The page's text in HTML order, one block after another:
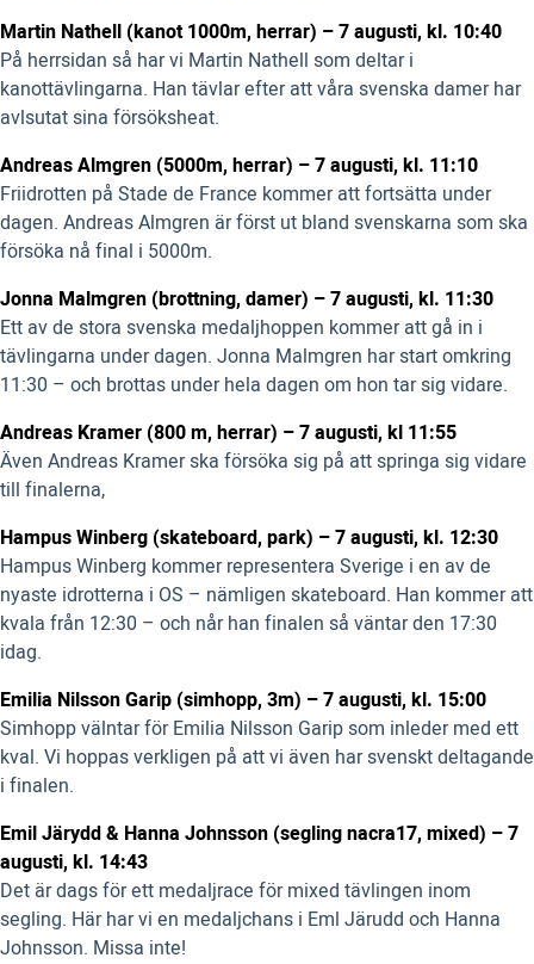
Martin Nathell (kanot 1000m, herrar) – 7 augusti, kl. 10:40
På herrsidan så har vi Martin Nathell som deltar i
kanottävlingarna. Han tävlar efter att våra svenska damer har
avlsutat sina försöksheat.
Andreas Almgren (5000m, herrar) – 7 augusti, kl. 11:10
Friidrotten på Stade de France kommer att fortsätta under
dagen. Andreas Almgren är först ut bland svenskarna som ska
försöka nå final i 5000m.
Jonna Malmgren (brottning, damer) – 7 augusti, kl. 11:30
Ett av de stora svenska medaljhoppen kommer att gå in i
tävlingarna under dagen. Jonna Malmgren har start omkring
11:30 – och brottas under hela dagen om hon tar sig vidare.
Andreas Kramer (800 m, herrar) – 7 augusti, kl 11:55
Även Andreas Kramer ska försöka sig på att springa sig vidare
till finalerna,
Hampus Winberg (skateboard, park) – 7 augusti, kl. 12:30
Hampus Winberg kommer representera Sverige i en av de
nyaste idrotterna i OS – nämligen skateboard. Han kommer att
kvala från 12:30 – och når han finalen så väntar den 17:30
idag.
Emilia Nilsson Garip (simhopp, 3m) – 7 augusti, kl. 15:00
Simhopp välntar för Emilia Nilsson Garip som inleder med ett
kval. Vi hoppas verkligen på att vi även har svenskt deltagande
i finalen.
Emil Järydd & Hanna Johnsson (segling nacra17, mixed) – 7
augusti, kl. 14:43
Det är dags för ett medaljrace för mixed tävlingen inom
segling. Här har vi en medaljchans i Eml Järudd och Hanna
Johnsson. Missa inte!